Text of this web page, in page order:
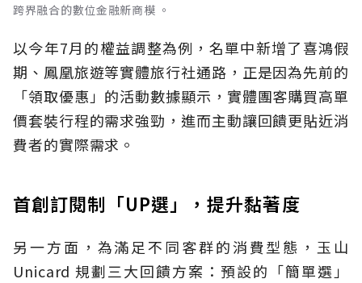
跨界融合的數位金融新商模 。
以今年7月的權益調整為例，名單中新增了喜鴻假
期、鳳凰旅遊等實體旅行社通路，正是因為先前的
「領取優惠」的活動數據顯示，實體團客購買高單
價套裝行程的需求強勁，進而主動讓回饋更貼近消
費者的實際需求。
首創訂閱制「UP選」，提升黏著度
另一方面，為滿足不同客群的消費型態，玉山
Unicard 規劃三大回饋方案：預設的「簡單選」